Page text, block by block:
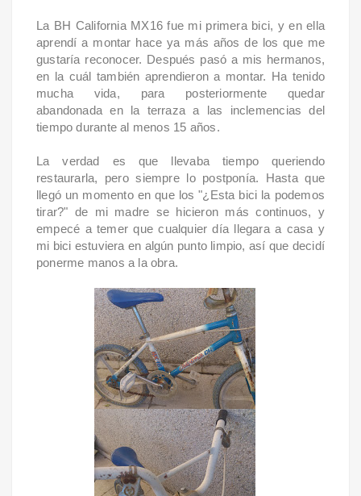
La BH California MX16 fue mi primera bici, y en ella
aprendí a montar hace ya más años de los que me
gustaría reconocer. Después pasó a mis hermanos,
en la cuál también aprendieron a montar. Ha tenido
mucha vida, para posteriormente quedar
abandonada en la terraza a las inclemencias del
tiempo durante al menos 15 años.
La verdad es que llevaba tiempo queriendo
restaurarla, pero siempre lo postponía. Hasta que
llegó un momento en que los "¿Esta bici la podemos
tirar?" de mi madre se hicieron más continuos, y
empecé a temer que cualquier día llegara a casa y
mi bici estuviera en algún punto limpio, así que decidí
ponerme manos a la obra.